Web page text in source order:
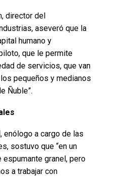
director del
aseveró que la
humano y
que le permite
de servicios, que van
pequeños y medianos
Ñuble”.
enólogo a cargo de las
sostuvo que “en un
granel, pero
a trabajar con